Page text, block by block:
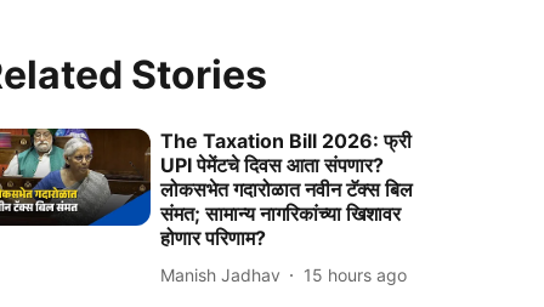
Stories
The Taxation Bill 2026: फ्री
UPI पेमेंटचे दिवस आता संपणार?
लोकसभेत गदारोळात नवीन टॅक्स बिल
संमत; सामान्य नागरिकांच्या खिशावर
होणार परिणाम?
Manish Jadhav 15 hours ago